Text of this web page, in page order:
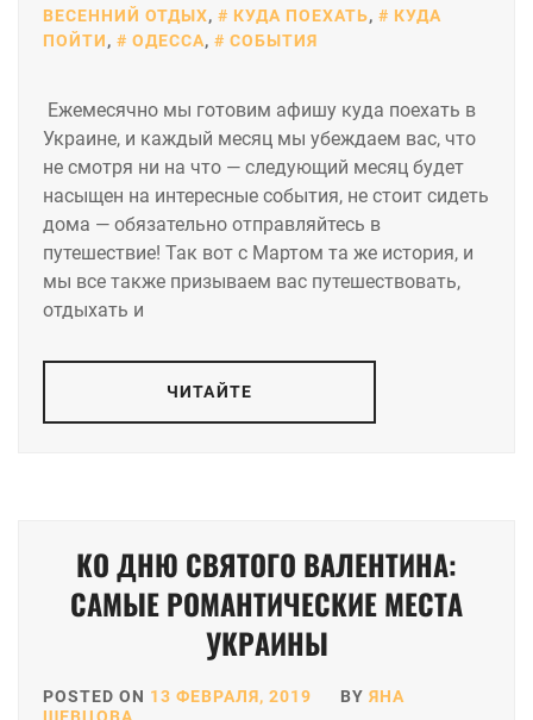
ВЕСЕННИЙ ОТДЫХ, КУДА ПОЕХАТЬ,
КУДА
ПОЙТИ, ОДЕССА, СОБЫТИЯ
Ежемесячно мы готовим афишу куда поехать в
Украине, и каждый месяц мы убеждаем вас, что
не смотря ни на что — следующий месяц будет
насыщен на интересные события, не стоит сидеть
дома — обязательно отправляйтесь в
путешествие! Так вот с Мартом та же история, и
мы все также призываем вас путешествовать,
отдыхать и
ЧИТАЙТЕ
КО ДНЮ СВЯТОГО ВАЛЕНТИНА:
САМЫЕ РОМАНТИЧЕСКИЕ МЕСТА
УКРАИНЫ
POSTED ON 13 ФЕВРАЛЯ, 2019 BY ЯНА